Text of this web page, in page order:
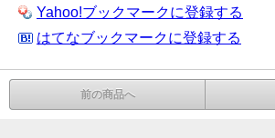
Yahoo!ブックマークに登録する
はてなブックマークに登録する
前の商品へ